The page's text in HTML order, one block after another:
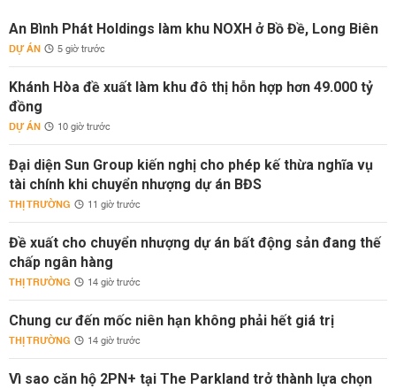
An Bình Phát Holdings làm khu NOXH ở Bồ Đề, Long Biên
DỰ ÁN 5 giờ trước
Khánh Hòa đề xuất làm khu đô thị hỗn hợp hơn 49.000 tỷ
đồng
DỰ ÁN 10 giờ trước
Đại diện Sun Group kiến nghị cho phép kế thừa nghĩa vụ
tài chính khi chuyển nhượng dự án BĐS
THỊ TRƯỜNG 11 giờ trước
Đề xuất cho chuyển nhượng dự án bất động sản đang thế
chấp ngân hàng
THỊ TRƯỜNG 14 giờ trước
Chung cư đến mốc niên hạn không phải hết giá trị
THỊ TRƯỜNG 14 giờ trước
Vì sao căn hộ 2PN+ tại The Parkland trở thành lựa chọn